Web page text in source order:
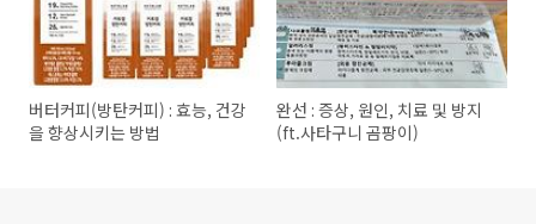
버터커피(방탄커피) : 효능, 건강
을 향상시키는 방법
완선 : 증상, 원인, 치료 및 방지
(ft.사타구니 곰팡이)